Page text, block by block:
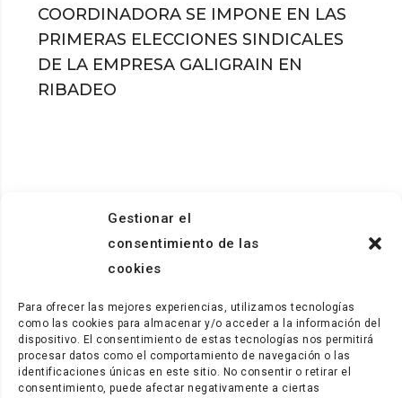
Gestionar el
consentimiento de las
cookies
Para ofrecer las mejores experiencias, utilizamos tecnologías
como las cookies para almacenar y/o acceder a la información del
dispositivo. El consentimiento de estas tecnologías nos permitirá
procesar datos como el comportamiento de navegación o las
identificaciones únicas en este sitio. No consentir o retirar el
consentimiento, puede afectar negativamente a ciertas
COORDINADORA SE IMPONE EN LAS
PRIMERAS ELECCIONES SINDICALES
DE LA EMPRESA GALIGRAIN EN
RIBADEO